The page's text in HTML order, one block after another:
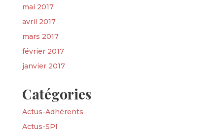
mai 2017
avril 2017
mars 2017
février 2017
janvier 2017
Catégories
Actus-Adhérents
Actus-SPI